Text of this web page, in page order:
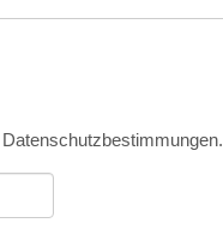
Datenschutzbestimmungen.